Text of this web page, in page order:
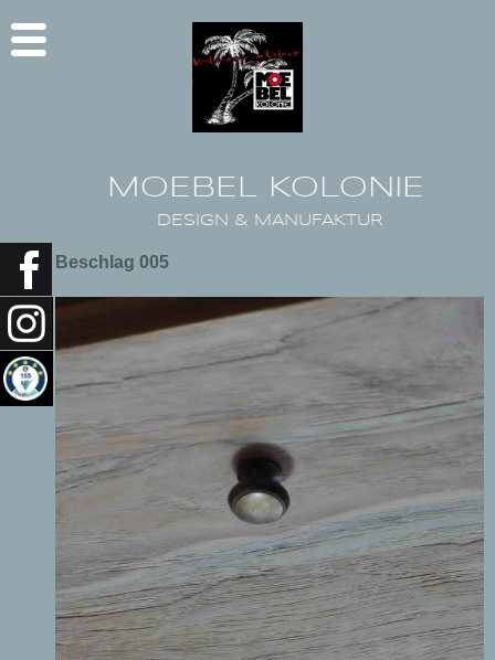
MOEBEL KOLONIE
DESIGN & MANUFAKTUR
Beschlag 005